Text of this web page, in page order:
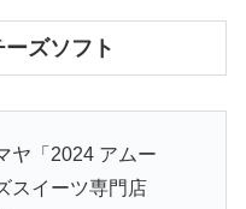
ズソフト
ヤ「2024 アムー
スイーツ専門店